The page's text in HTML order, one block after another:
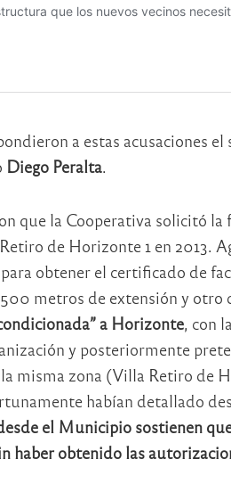
a estas acusaciones
Diego Peralta.
que la Cooperativa solicitó
de Horizonte 1 en 2013.
obtener el certificado de
metros de extensión y otro
a Horizonte, con
y posteriormente
misma zona (Villa Retiro de
habían detallado
el Municipio sostienen
haber obtenido las